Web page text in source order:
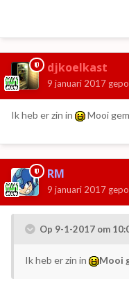
Ik kijk uit naar de
openingsronde meteen
djkoelkast
9 januari 2017
Ik heb er zin in Mooi
RM
9 januari 2017
Op 9-1-2017 om
Ik heb er zin in Mooi